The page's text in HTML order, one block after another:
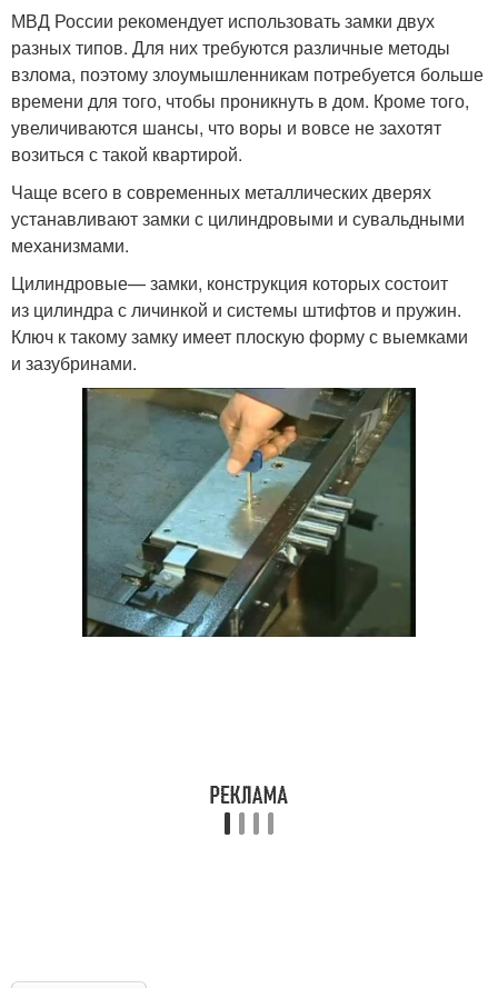
МВД России рекомендует использовать замки двух
разных типов. Для них требуются различные методы
взлома, поэтому злоумышленникам потребуется больше
времени для того, чтобы проникнуть в дом. Кроме того,
увеличиваются шансы, что воры и вовсе не захотят
возиться с такой квартирой.
Чаще всего в современных металлических дверях
устанавливают замки с цилиндровыми и сувальдными
механизмами.
Цилиндровые— замки, конструкция которых состоит
из цилиндра с личинкой и системы штифтов и пружин.
Ключ к такому замку имеет плоскую форму с выемками
и зазубринами.